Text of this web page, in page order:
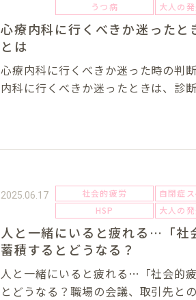
うつ病
大人の
心療内科に行くべきか迷ったと
とは
心療内科に行くべきか迷った時の判
内科に行くべきか迷ったときは、診
ず、心身の“機能低下”を見極めるこ
2025.06.17 社会的疲労
自閉症
HSP
大人の
人と一緒にいると疲れる…「社
蓄積するとどうなる？
人と一緒にいると疲れる…「社会的
とどうなる？職場の会議、取引先と